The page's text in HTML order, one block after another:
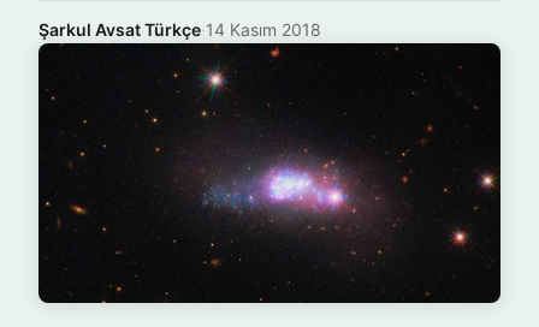
Şarkul Avsat Türkçe·14 Kasım 2018